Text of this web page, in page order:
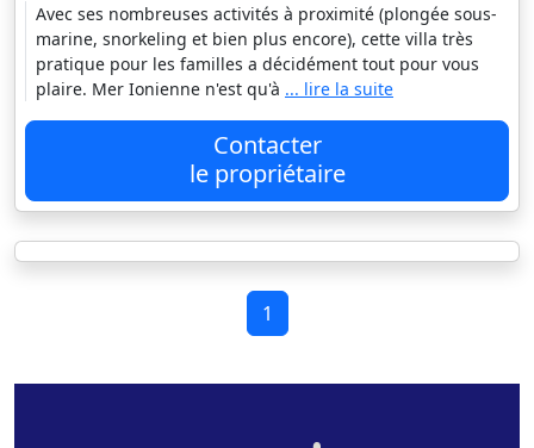
Avec ses nombreuses activités à proximité (plongée sous-
marine, snorkeling et bien plus encore), cette villa très
pratique pour les familles a décidément tout pour vous
plaire. Mer Ionienne n'est qu'à ... lire la suite
Contacter
le propriétaire
1